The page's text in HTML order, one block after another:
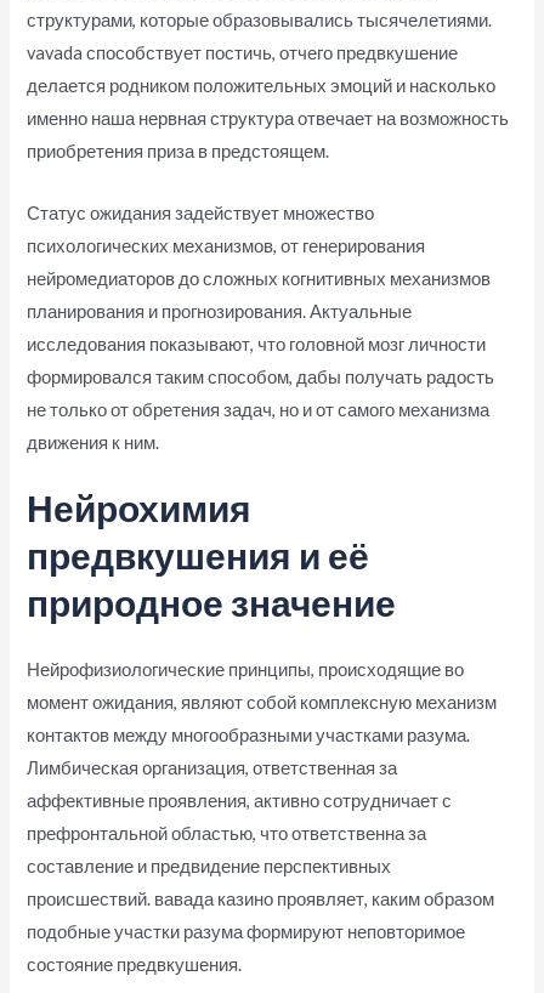
структурами, которые образовывались тысячелетиями.
vavada способствует постичь, отчего предвкушение
делается родником положительных эмоций и насколько
именно наша нервная структура отвечает на возможность
приобретения приза в предстоящем.
Статус ожидания задействует множество
психологических механизмов, от генерирования
нейромедиаторов до сложных когнитивных механизмов
планирования и прогнозирования. Актуальные
исследования показывают, что головной мозг личности
формировался таким способом, дабы получать радость
не только от обретения задач, но и от самого механизма
движения к ним.
Нейрохимия
предвкушения и её
природное значение
Нейрофизиологические принципы, происходящие во
момент ожидания, являют собой комплексную механизм
контактов между многообразными участками разума.
Лимбическая организация, ответственная за
аффективные проявления, активно сотрудничает с
префронтальной областью, что ответственна за
составление и предвидение перспективных
происшествий. вавада казино проявляет, каким образом
подобные участки разума формируют неповторимое
состояние предвкушения.